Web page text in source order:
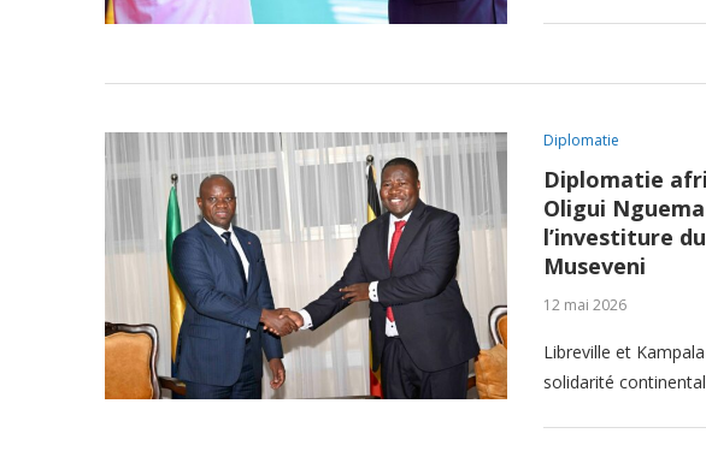
Diplomatie
Diplomatie
Oligui
l’investiture
Museveni
12 mai 2026
Libreville et
solidarité